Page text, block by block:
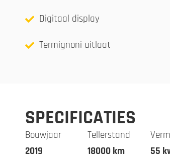
Digitaal display
Termignoni uitlaat
SPECIFICATIES
Bouwjaar
2019
Tellerstand
18000 km
55